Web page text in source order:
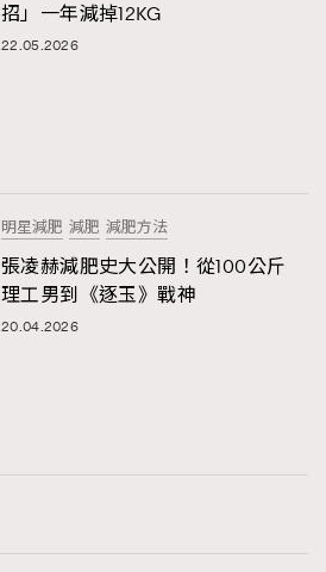
招」一年減掉12KG
22.05.2026
明星減肥 減肥 減肥方法
張凌赫減肥史大公開！從100公斤
理工男到《逐玉》戰神
20.04.2026